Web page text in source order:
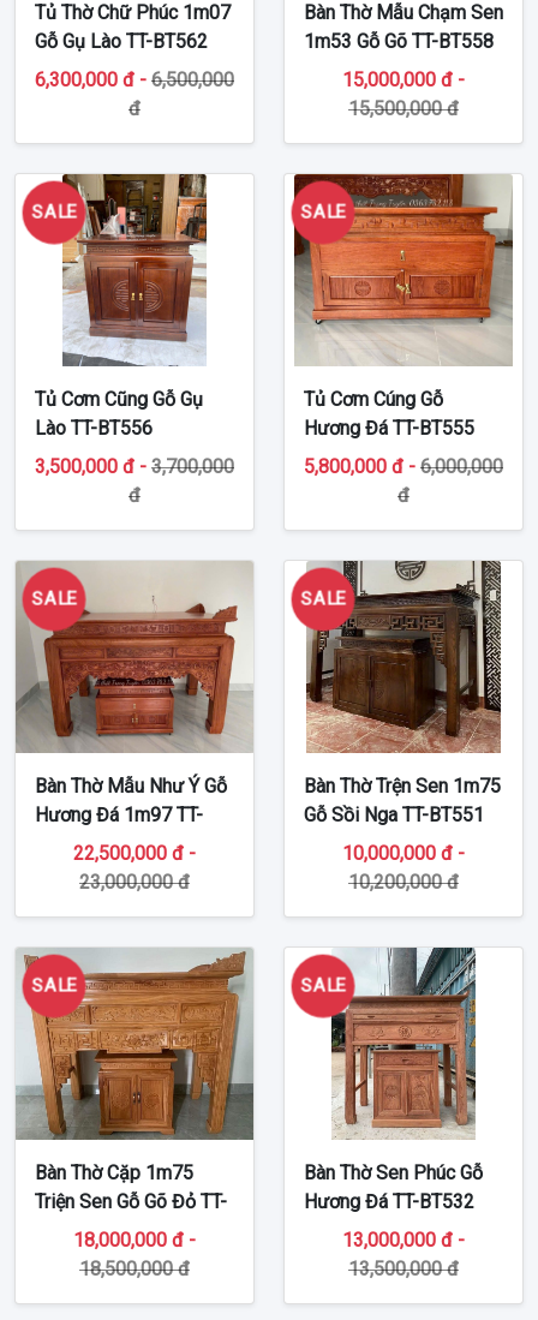
Tủ Thờ Chữ Phúc 1m07
Gỗ Gụ Lào TT-BT562
6,300,000 đ - 6,500,000
đ
Bàn Thờ Mẫu Chạm Sen
1m53 Gỗ Gõ TT-BT558
15,000,000 đ -
15,500,000 đ
SALE
Tủ Cơm Cũng Gỗ Gụ
Lào TT-BT556
3,500,000 đ - 3,700,000
đ
SALE
Tủ Cơm Cúng Gỗ
Hương Đá TT-BT555
5,800,000 đ - 6,000,000
đ
SALE
Bàn Thờ Mẫu Như Ý Gỗ
Hương Đá 1m97 TT-
BT55122,500,000 đ -
23,000,000 đ
SALE
Bàn Thờ Trện Sen 1m75
Gỗ Sồi Nga TT-BT551
10,000,000 đ -
10,200,000 đ
SALE
Bàn Thờ Cặp 1m75
Triện Sen Gỗ Gõ Đỏ TT-
BT25218,000,000 đ -
18,500,000 đ
SALE
Bàn Thờ Sen Phúc Gỗ
Hương Đá TT-BT532
13,000,000 đ -
13,500,000 đ